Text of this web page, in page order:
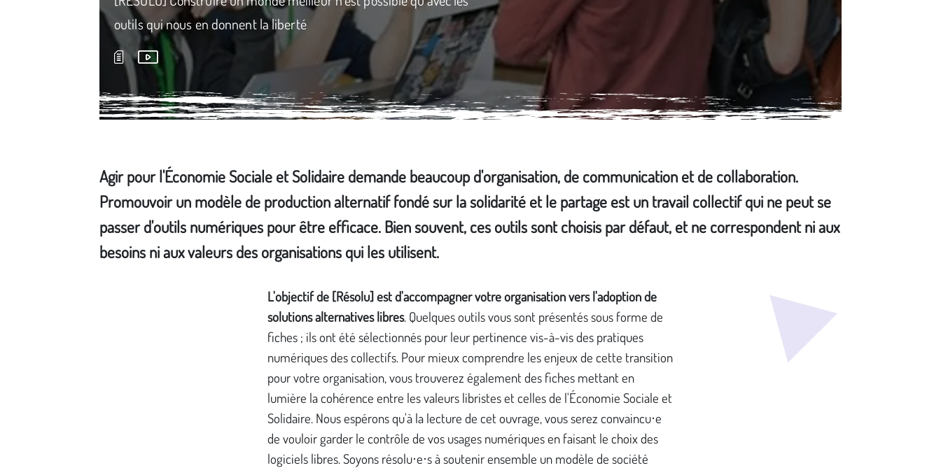
outils qui nous en donnent la liberté
Agir pour l'Économie Sociale et Solidaire demande beaucoup d'organisation, de communication et de collaboration.
Promouvoir un modèle de production alternatif fondé sur la solidarité et le partage est un travail collectif qui ne peut se
passer d'outils numériques pour être efficace. Bien souvent, ces outils sont choisis par défaut, et ne correspondent ni aux
besoins ni aux valeurs des organisations qui les utilisent.
L'objectif de [Résolu] est d'accompagner votre organisation vers l'adoption de
solutions alternatives libres. Quelques outils vous sont présentés sous forme de
fiches ; ils ont été sélectionnés pour leur pertinence vis-à-vis des pratiques
numériques des collectifs. Pour mieux comprendre les enjeux de cette transition
pour votre organisation, vous trouverez également des fiches mettant en
lumière la cohérence entre les valeurs libristes et celles de l'Économie Sociale et
Solidaire. Nous espérons qu'à la lecture de cet ouvrage, vous serez convaincu⋅e
de vouloir garder le contrôle de vos usages numériques en faisant le choix des
logiciels libres. Soyons résolu⋅e⋅s à soutenir ensemble un modèle de société